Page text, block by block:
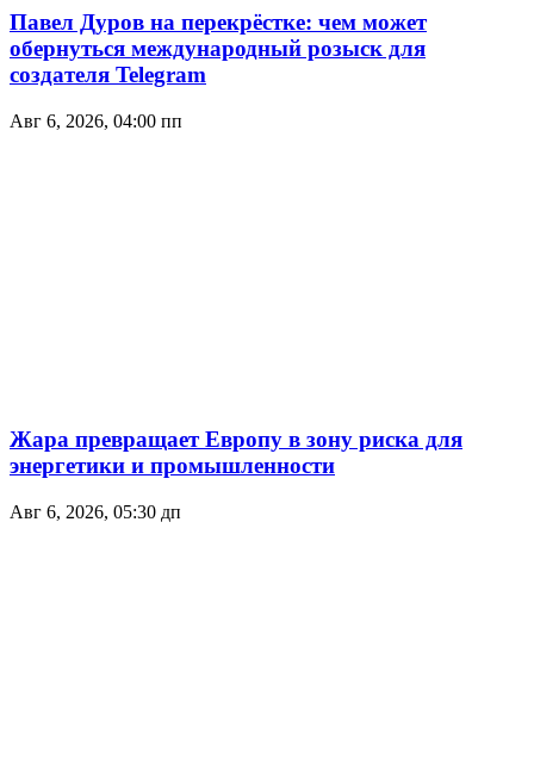
Павел Дуров на перекрёстке: чем может
обернуться международный розыск для
создателя Telegram
Авг 6, 2026, 04:00 пп
Жара превращает Европу в зону риска для
энергетики и промышленности
Авг 6, 2026, 05:30 дп